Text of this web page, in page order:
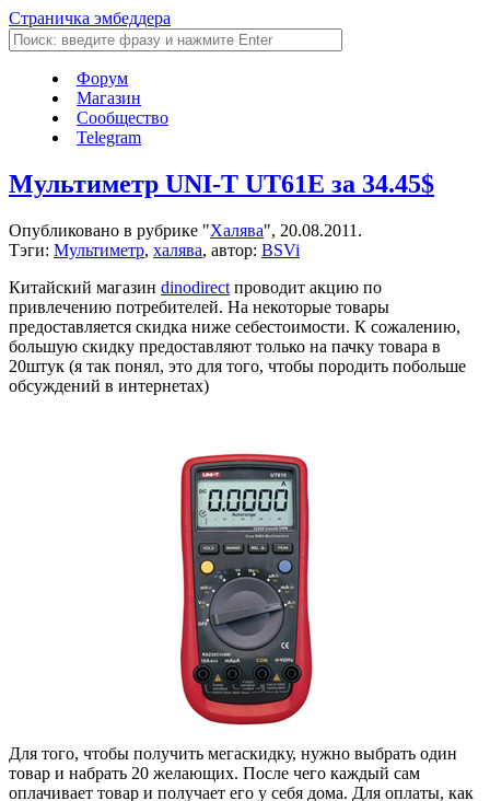
Страничка эмбеддера
Форум
Магазин
Сообщество
Telegram
Мультиметр UNI-T UT61E за 34.45$
Опубликовано в рубрике "Халява", 20.08.2011.
Тэги: Мультиметр, халява, автор: BSVi
Китайский магазин dinodirect проводит акцию по
привлечению потребителей. На некоторые товары
предоставляется скидка ниже себестоимости. К сожалению,
большую скидку предоставляют только на пачку товара в
20штук (я так понял, это для того, чтобы породить побольше
обсуждений в интернетах)
Для того, чтобы получить мегаскидку, нужно выбрать один
товар и набрать 20 желающих. После чего каждый сам
оплачивает товар и получает его у себя дома. Для оплаты, как